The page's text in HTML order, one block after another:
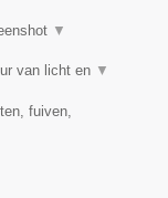
▼
van licht en ▼
fuiven,